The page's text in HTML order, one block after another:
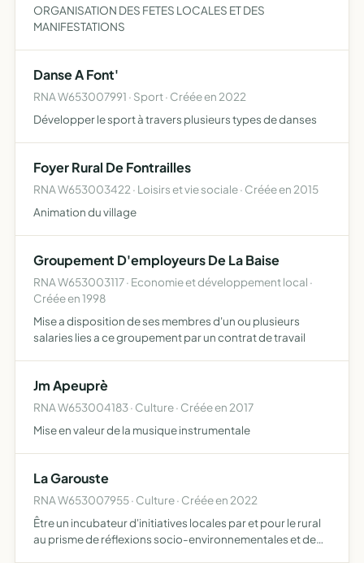
ORGANISATION DES FETES LOCALES ET DES
MANIFESTATIONS
Danse A Font'
RNA W653007991 · Sport · Créée en 2022
Développer le sport à travers plusieurs types de danses
Foyer Rural De Fontrailles
RNA W653003422 · Loisirs et vie sociale · Créée en 2015
Animation du village
Groupement D'employeurs De La Baise
RNA W653003117 · Economie et développement local ·
Créée en 1998
Mise a disposition de ses membres d'un ou plusieurs
salaries lies a ce groupement par un contrat de travail
Jm Apeuprè
RNA W653004183 · Culture · Créée en 2017
Mise en valeur de la musique instrumentale
La Garouste
RNA W653007955 · Culture · Créée en 2022
Être un incubateur d'initiatives locales par et pour le rural
au prisme de réflexions socio-environnementales et de